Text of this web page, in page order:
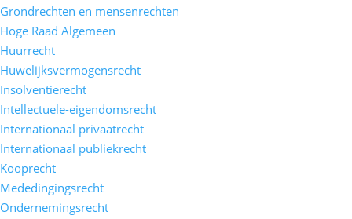
Grondrechten en mensenrechten
Hoge Raad Algemeen
Huurrecht
Huwelijksvermogensrecht
Insolventierecht
Intellectuele-eigendomsrecht
Internationaal privaatrecht
Internationaal publiekrecht
Kooprecht
Mededingingsrecht
Ondernemingsrecht